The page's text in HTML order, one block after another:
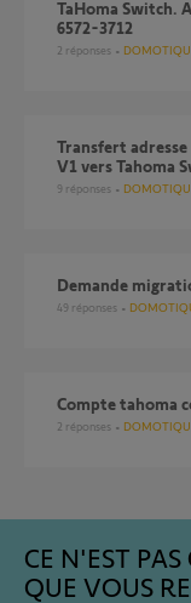
TaHoma Switch.
6572-3712
2 réponses
Transfert adresse mail de compte suite migration Tahoma
V1 vers Tahoma
9 réponses
demande
49 réponses
compte tahoma
2 réponses
CE N'EST PAS
QUE VOUS